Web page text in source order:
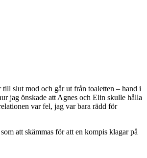
slut mod och går ut från toaletten – hand i
jag önskade att Agnes och Elin skulle hålla
var fel, jag var bara rädd för
att skämmas för att en kompis klagar på